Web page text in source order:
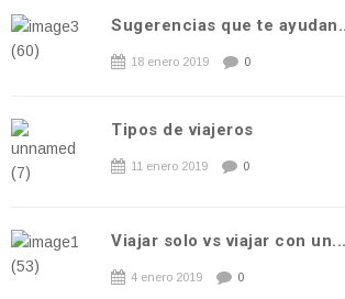
Sugerencias que te
18 enero 2019 0
Tipos de viajeros
11 enero 2019 0
Viajar solo vs viajar con un...
4 enero 2019 0